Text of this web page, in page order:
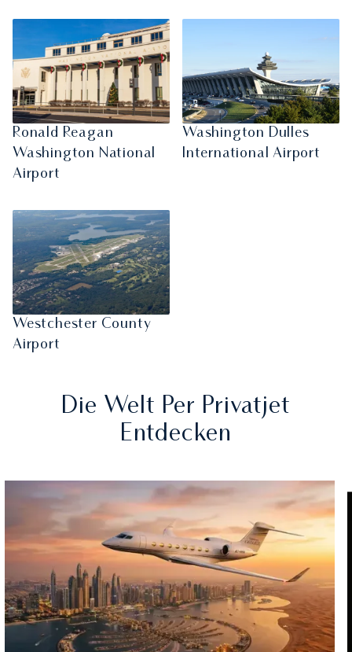
Ronald Reagan
Washington National
Airport
Washington Dulles
International Airport
Westchester County
Airport
Die Welt Per Privatjet
Entdecken